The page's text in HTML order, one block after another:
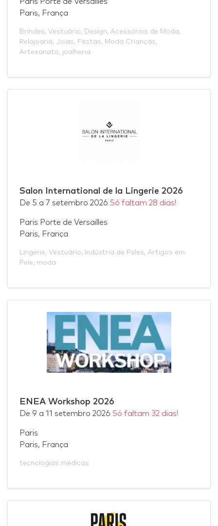
Paris, França
Brindes, Vestuário, Design, Acessórios de Moda,
Relojoaria, Joias, Festas, Moda Crianças,
Artesanato, joalheria
Salon International de la Lingerie 2026
De 5 a 7 setembro 2026 Só faltam 28 dias!
Paris Porte de Versailles
Paris, França
Lingerie, Vestuário, Indústria de Peles, Artigos em
Pele, moda
ENEA Workshop 2026
De 9 a 11 setembro 2026 Só faltam 32 dias!
Paris
Paris, França
tecnologias médicas